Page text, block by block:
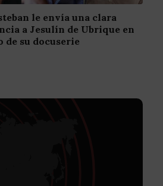
le envía una clara
a Jesulín de Ubrique en
de su docuserie